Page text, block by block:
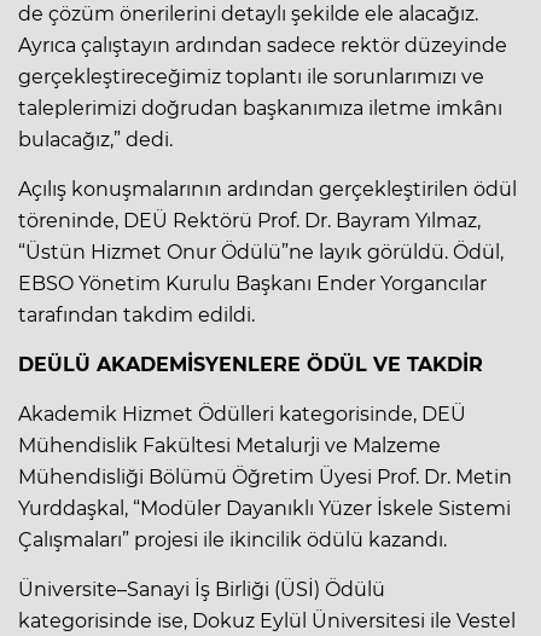
de çözüm önerilerini detaylı şekilde ele alacağız.
Ayrıca çalıştayın ardından sadece rektör düzeyinde
gerçekleştireceğimiz toplantı ile sorunlarımızı ve
taleplerimizi doğrudan başkanımıza iletme imkânı
bulacağız,” dedi.
Açılış konuşmalarının ardından gerçekleştirilen ödül
töreninde, DEÜ Rektörü Prof. Dr. Bayram Yılmaz,
“Üstün Hizmet Onur Ödülü”ne layık görüldü. Ödül,
EBSO Yönetim Kurulu Başkanı Ender Yorgancılar
tarafından takdim edildi.
DEÜLÜ AKADEMİSYENLERE ÖDÜL VE TAKDİR
Akademik Hizmet Ödülleri kategorisinde, DEÜ
Mühendislik Fakültesi Metalurji ve Malzeme
Mühendisliği Bölümü Öğretim Üyesi Prof. Dr. Metin
Yurddaşkal, “Modüler Dayanıklı Yüzer İskele Sistemi
Çalışmaları” projesi ile ikincilik ödülü kazandı.
Üniversite–Sanayi İş Birliği (ÜSİ) Ödülü
kategorisinde ise, Dokuz Eylül Üniversitesi ile Vestel